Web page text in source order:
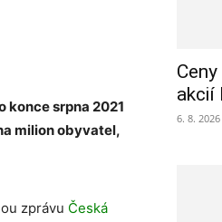
konce srpna 2021
milion obyvatel,
zprávu Česká
akcií
6. 8. 2026